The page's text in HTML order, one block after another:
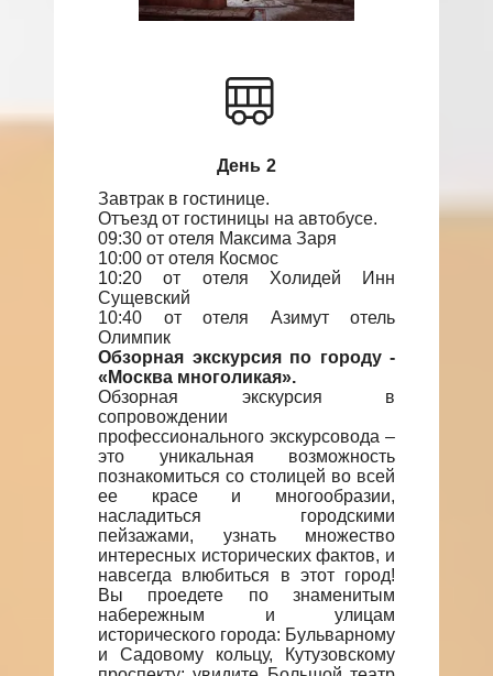
День 2
Завтрак в гостинице.
Отъезд от гостиницы на автобусе.
09:30 от отеля Максима Заря
10:00 от отеля Космос
10:20 от отеля Холидей Инн
Сущевский
10:40 от отеля Азимут отель
Олимпик
Обзорная экскурсия по городу -
«Москва многоликая».
Обзорная экскурсия в
сопровождении
профессионального экскурсовода –
это уникальная возможность
познакомиться со столицей во всей
ее красе и многообразии,
насладиться городскими
пейзажами, узнать множество
интересных исторических фактов, и
навсегда влюбиться в этот город!
Вы проедете по знаменитым
набережным и улицам
исторического города: Бульварному
и Садовому кольцу, Кутузовскому